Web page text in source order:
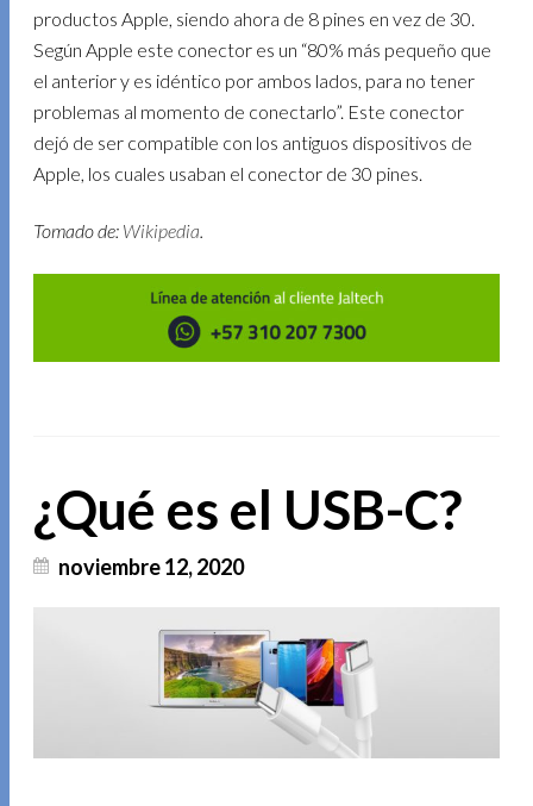
productos Apple, siendo ahora de 8 pines en vez de 30.
Según Apple este conector es un “80% más pequeño que
el anterior y es idéntico por ambos lados, para no tener
problemas al momento de conectarlo”. Este conector
dejó de ser compatible con los antiguos dispositivos de
Apple, los cuales usaban el conector de 30 pines.
Tomado de: Wikipedia.
¿Qué es el USB-C?
noviembre 12, 2020